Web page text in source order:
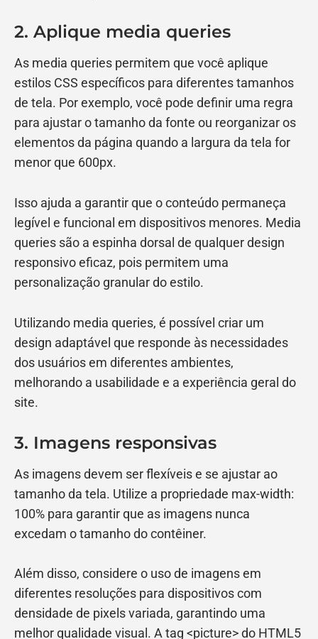
2. Aplique media queries
As media queries permitem que você aplique
estilos CSS específicos para diferentes tamanhos
de tela. Por exemplo, você pode definir uma regra
para ajustar o tamanho da fonte ou reorganizar os
elementos da página quando a largura da tela for
menor que 600px.
Isso ajuda a garantir que o conteúdo permaneça
legível e funcional em dispositivos menores. Media
queries são a espinha dorsal de qualquer design
responsivo eficaz, pois permitem uma
personalização granular do estilo.
Utilizando media queries, é possível criar um
design adaptável que responde às necessidades
dos usuários em diferentes ambientes,
melhorando a usabilidade e a experiência geral do
site.
3. Imagens responsivas
As imagens devem ser flexíveis e se ajustar ao
tamanho da tela. Utilize a propriedade max-width:
100% para garantir que as imagens nunca
excedam o tamanho do contêiner.
Além disso, considere o uso de imagens em
diferentes resoluções para dispositivos com
densidade de pixels variada, garantindo uma
melhor qualidade visual. A tag <picture> do HTML5